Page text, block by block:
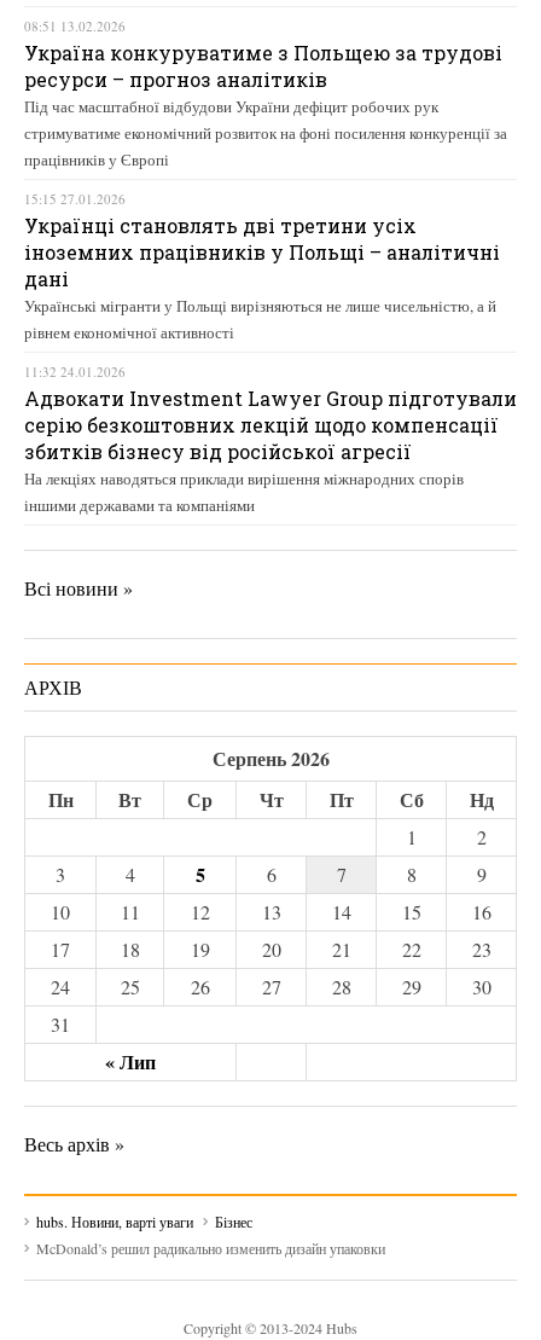
08:51 13.02.2026
Україна конкуруватиме з Польщею за трудові
ресурси – прогноз аналітиків
Під час масштабної відбудови України дефіцит робочих рук
стримуватиме економічний розвиток на фоні посилення конкуренції за
працівників у Європі
15:15 27.01.2026
Українці становлять дві третини усіх
іноземних працівників у Польщі – аналітичні
дані
Українські мігранти у Польщі вирізняються не лише чисельністю, а й
рівнем економічної активності
11:32 24.01.2026
Адвокати Investment Lawyer Group підготували
серію безкоштовних лекцій щодо компенсації
збитків бізнесу від російської агресії
На лекціях наводяться приклади вирішення міжнародних спорів
іншими державами та компаніями
Всі новини »
АРХІВ
Серпень 2026
Пн
Вт Ср Чт Пт Сб Нд
« Лип
1
2
3
4 5 6 7 8
9
10
11 12 13 14 15
16
17
18 19 20 21 22
23
24
25 26 27 28 29
30
31
Весь архів »
hubs. Новини, варті уваги
Бізнес
McDonald’s решил радикально изменить дизайн упаковки
Copyright © 2013-2024 Hubs